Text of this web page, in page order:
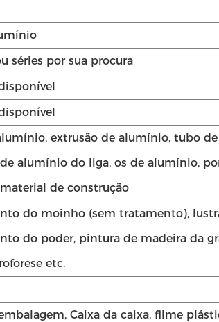
séries por sua procura
extrusão de alumínio, tubo
alumínio do liga, os de alumínio,
de construção
do moinho (sem tratamento),
do poder, pintura de madeira da
etc.
Caixa da caixa, filme